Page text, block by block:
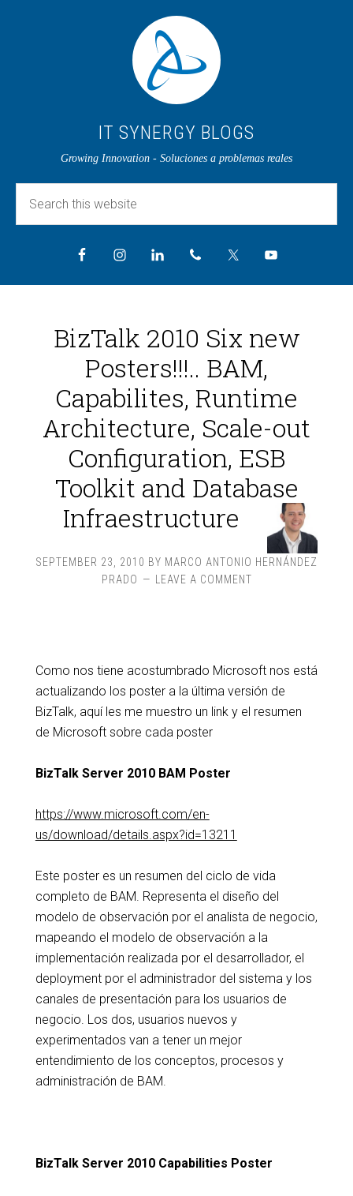
IT SYNERGY BLOGS
Growing Innovation - Soluciones a problemas reales
BizTalk 2010 Six new
Posters!!!.. BAM,
Capabilites, Runtime
Architecture, Scale-out
Configuration, ESB
Toolkit and Database
Infraestructure
SEPTEMBER 23, 2010 BY MARCO ANTONIO HERNÁNDEZ
PRADO
LEAVE A COMMENT
Como nos tiene acostumbrado Microsoft nos está
actualizando los poster a la última versión de
BizTalk, aquí les me muestro un link y el resumen
de Microsoft sobre cada poster
BizTalk Server 2010 BAM Poster
https://www.microsoft.com/en-
us/download/details.aspx?id=13211
Este poster es un resumen del ciclo de vida
completo de BAM. Representa el diseño del
modelo de observación por el analista de negocio,
mapeando el modelo de observación a la
implementación realizada por el desarrollador, el
deployment por el administrador del sistema y los
canales de presentación para los usuarios de
negocio. Los dos, usuarios nuevos y
experimentados van a tener un mejor
entendimiento de los conceptos, procesos y
administración de BAM.
BizTalk Server 2010 Capabilities Poster